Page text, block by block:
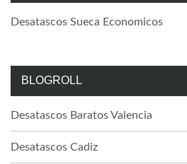
Desatascos Sueca Economicos
BLOGROLL
Desatascos Baratos Valencia
Desatascos Cadiz